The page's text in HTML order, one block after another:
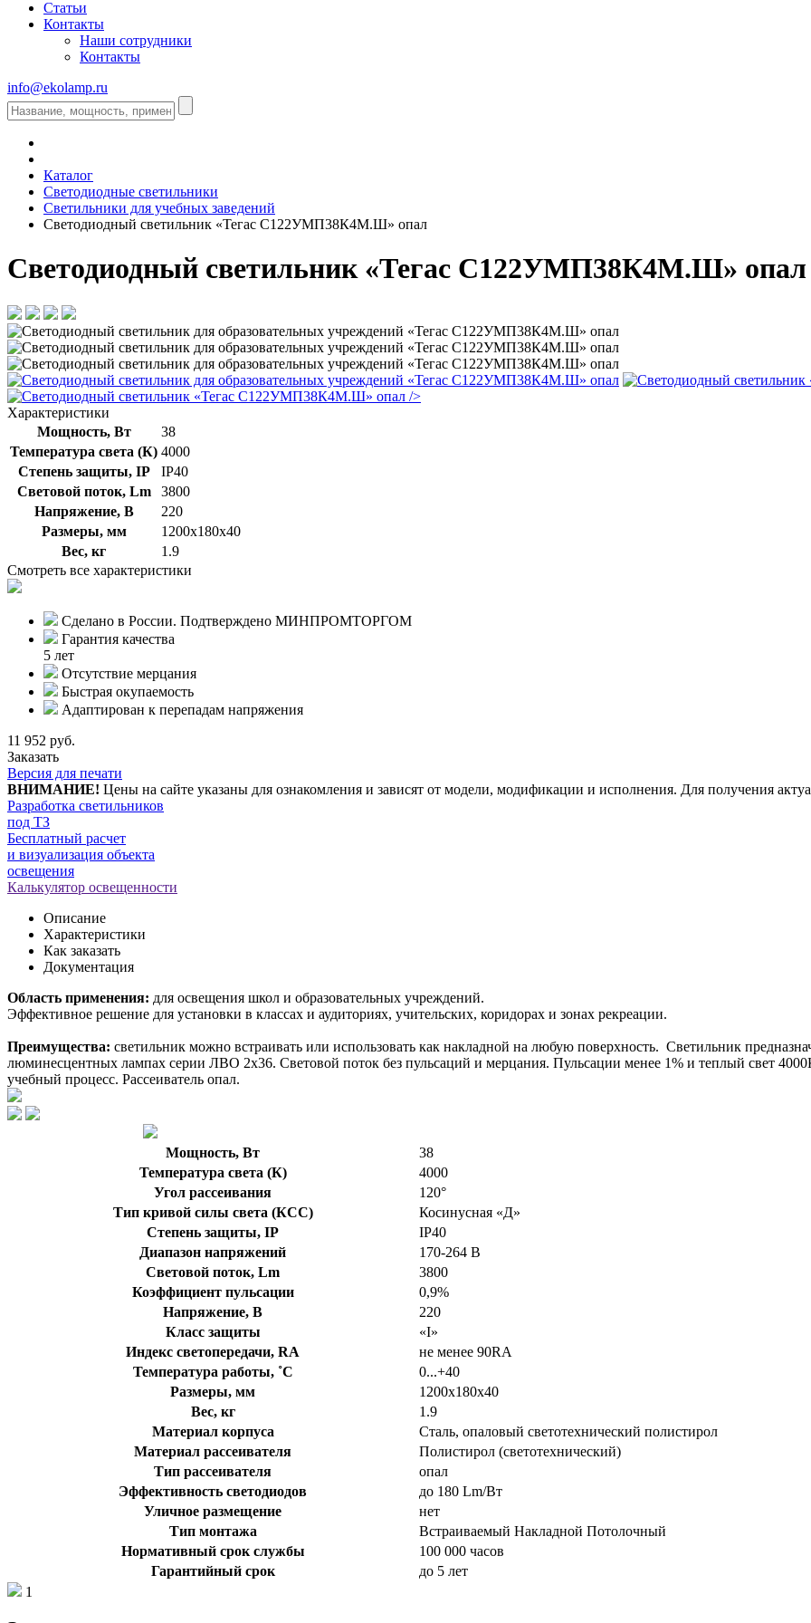
Статьи
Контакты
Наши сотрудники
Контакты
info@ekolamp.ru
Каталог
Светодиодные светильники
Светильники для учебных заведений
Светодиодный светильник «Тегас С122УМП38К4М.Ш» опал
Светодиодный светильник «Тегас С122УМП38К4М.Ш» опал
/>
Характеристики
Мощность, Вт
38
Температура света (К) 4000
Степень защиты, IP
IP40
Световой поток, Lm
3800
Напряжение, В
220
Размеры, мм
1200х180х40
Вес, кг
1.9
Смотреть все характеристики
Сделано в России. Подтверждено МИНПРОМТОРГОМ
Гарантия качества
5 лет
Отсутствие мерцания
Быстрая окупаемость
Адаптирован к перепадам напряжения
11 952 руб.
Заказать
Версия для печати
ВНИМАНИЕ! Цены на сайте указаны для ознакомления и зависят от модели, модификации и исполнения. Для получения
Разработка светильников
под ТЗ
Бесплатный расчет
и визуализация объекта
освещения
Калькулятор освещенности
Описание
Характеристики
Как заказать
Документация
Область применения: для освещения школ и образовательных учреждений.
Эффективное решение для установки в классах и аудиториях, учительских, коридорах и зонах рекреации.
Преимущества: светильник можно встраивать или использовать как накладной на любую поверхность. Светильник
люминесцентных лампах серии ЛВО 2х36. Световой поток без пульсаций и мерцания. Пульсации менее 1% и теплый свет
учебный процесс. Рассеиватель опал.
Мощность, Вт
38
Температура света (К)
4000
Угол рассеивания
120°
Тип кривой силы света (КСС)
Косинусная «Д»
Степень защиты, IP
IP40
Диапазон напряжений
170-264 В
Световой поток, Lm
3800
Коэффициент пульсации
0,9%
Напряжение, В
220
Класс защиты
«I»
Индекс светопередачи, RA
не менее 90RA
Температура работы, ˚С
0...+40
Размеры, мм
1200х180х40
Вес, кг
1.9
Материал корпуса
Сталь, опаловый светотехнический полистирол
Материал рассеивателя
Полистирол (светотехнический)
Тип рассеивателя
опал
Эффективность светодиодов
до 180 Lm/Вт
Уличное размещение
нет
Тип монтажа
Встраиваемый Накладной Потолочный
Нормативный срок службы
100 000 часов
Гарантийный срок
до 5 лет
1